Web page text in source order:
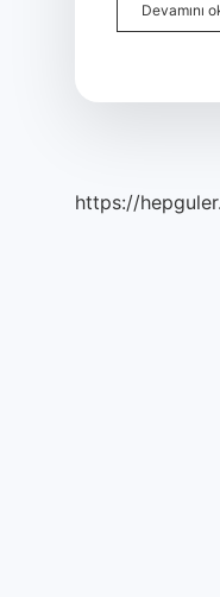
Devamını
https://